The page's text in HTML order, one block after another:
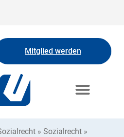
Mitglied werden
» Sozialrecht »